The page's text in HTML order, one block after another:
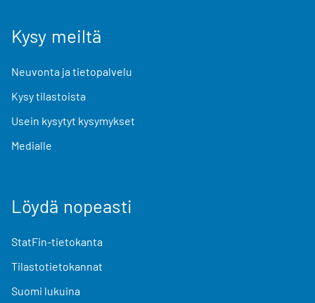
Kysy meiltä
Neuvonta ja tietopalvelu
Kysy tilastoista
Usein kysytyt kysymykset
Medialle
Löydä nopeasti
StatFin-tietokanta
Tilastotietokannat
Suomi lukuina